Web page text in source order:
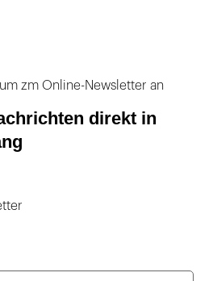
zm Online-Newsletter an
direkt in